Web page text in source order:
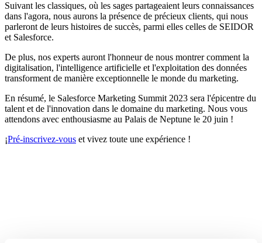
Suivant les classiques, où les sages partageaient leurs connaissances
dans l'agora, nous aurons la présence de précieux clients, qui nous
parleront de leurs histoires de succès, parmi elles celles de SEIDOR
et Salesforce.
De plus, nos experts auront l'honneur de nous montrer comment la
digitalisation, l'intelligence artificielle et l'exploitation des données
transforment de manière exceptionnelle le monde du marketing.
En résumé, le Salesforce Marketing Summit 2023 sera l'épicentre du
talent et de l'innovation dans le domaine du marketing. Nous vous
attendons avec enthousiasme au Palais de Neptune le 20 juin !
¡Pré-inscrivez-vous et vivez toute une expérience !